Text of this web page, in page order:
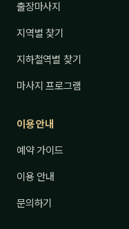
출장마사지
지역별 찾기
지하철역별 찾기
마사지 프로그램
이용 안내
예약 가이드
이용 안내
문의하기